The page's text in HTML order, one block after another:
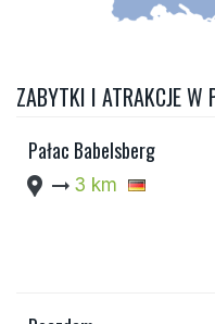
ZABYTKI I ATRAKCJE
Pałac Babelsberg
location_pin arrow_right_alt 3 km